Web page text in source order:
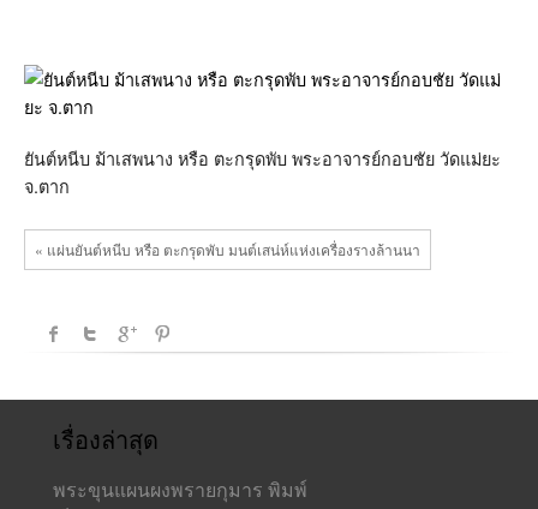
นาง
หรือ
พระ
อาจารย์
วัด
แม่
ยะ
ยันต์หนีบ ม้าเสพนาง หรือ ตะกรุดพับ พระอาจารย์กอบชัย วัดแม่ยะ
จ.ตาก
« แผ่นยันต์หนีบ หรือ ตะกรุดพับ มนต์เสน่ห์แห่งเครื่องรางล้านนา
เรื่องล่าสุด
พระขุนแผนผงพรายกุมาร พิมพ์